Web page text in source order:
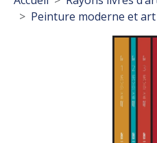
Peinture moderne et